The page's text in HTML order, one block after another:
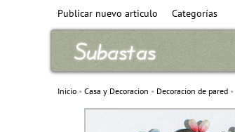
Publicar nuevo articulo Categorías
Inicio Casa y Decoracion Decoracion de pared